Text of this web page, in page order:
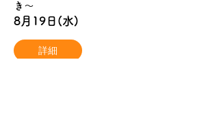
き〜
8月19日(水)
詳細